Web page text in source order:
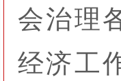
会治理
经济工